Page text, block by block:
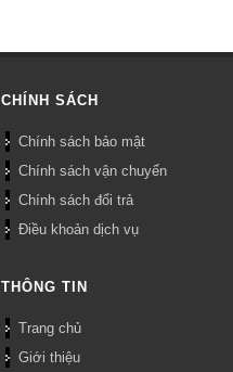
CHÍNH SÁCH
Chính sách bảo mật
Chính sách vận chuyển
Chính sách đổi trả
Điều khoản dịch vụ
THÔNG TIN
Trang chủ
Giới thiệu